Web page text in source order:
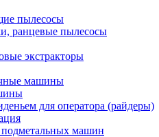
пылесосы
ранцевые пылесосы
экстракторы
машины
для оператора (райдеры)
машин